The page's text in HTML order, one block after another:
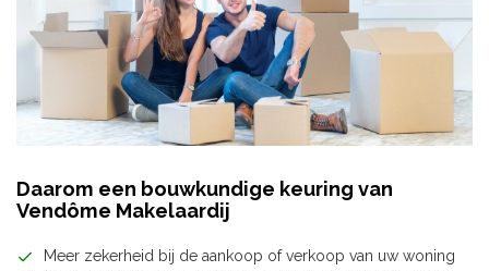
Daarom een bouwkundige keuring van
Vendôme Makelaardij
Meer zekerheid bij de aankoop of verkoop van uw woning